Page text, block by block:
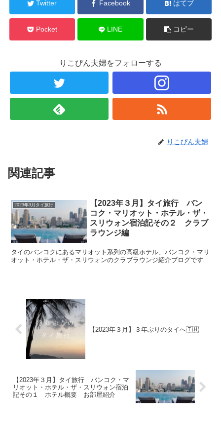
Twitter Facebook はてブ
Pocket LINE コピー
りこぴん夫婦をフォローする
りこぴん夫婦
関連記事
2023年3月タイ旅行
【2023年３月】タイ旅行 バン
コク・マリオット・ホテル・ザ・
スリウォン宿泊記その２ クラブ
ラウンジ編
タイのバンコクにあるマリオット系列の高級ホテル、バンコク・マリ
オット・ホテル・ザ・スリウォンのクラブラウンジ紹介ブログです
【2023年３月】３年ぶりのタイへ🇹🇭
【2023年３月】タイ旅行 バンコク・マ
リオット・ホテル・ザ・スリウォン宿泊
記その１ ホテル概要 お部屋紹介